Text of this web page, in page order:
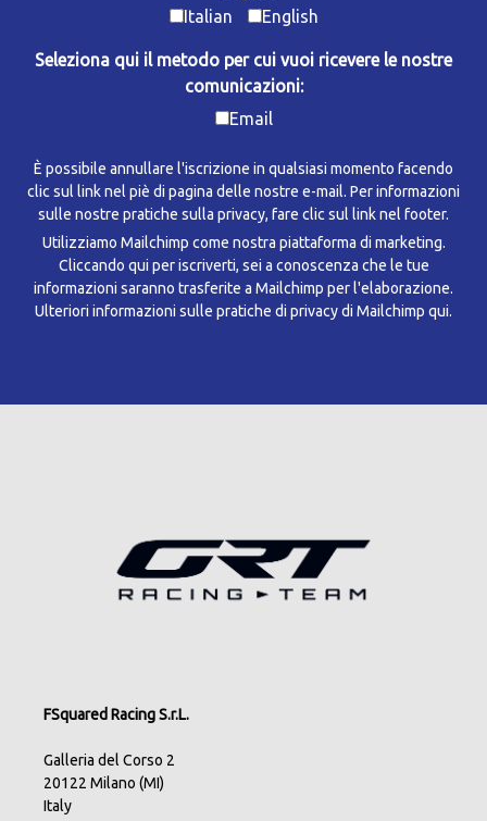
Italian
English
Seleziona qui il metodo per cui vuoi ricevere le nostre
comunicazioni:
Email
È possibile annullare l'iscrizione in qualsiasi momento facendo
clic sul link nel piè di pagina delle nostre e-mail. Per informazioni
sulle nostre pratiche sulla privacy, fare clic sul link nel footer.
Utilizziamo Mailchimp come nostra piattaforma di marketing.
Cliccando qui per iscriverti, sei a conoscenza che le tue
informazioni saranno trasferite a Mailchimp per l'elaborazione.
Ulteriori informazioni sulle pratiche di privacy di Mailchimp qui.
FSquared Racing S.r.L.
Galleria del Corso 2
20122 Milano (MI)
Italy